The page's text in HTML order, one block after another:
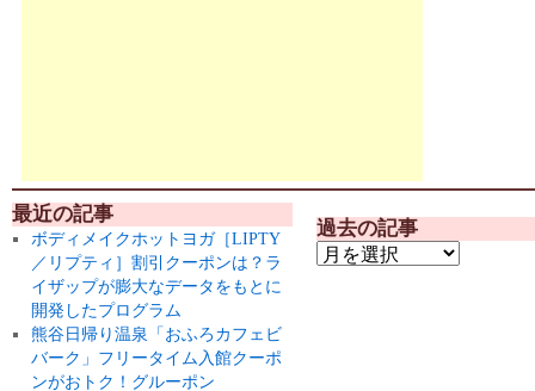
最近の記事
ボディメイクホットヨガ［LIPTY
／リプティ］割引クーポンは？ラ
イザップが膨大なデータをもとに
開発したプログラム
熊谷日帰り温泉「おふろカフェビ
バーク」フリータイム入館クーポ
ンがおトク！グルーポン
過去の記事